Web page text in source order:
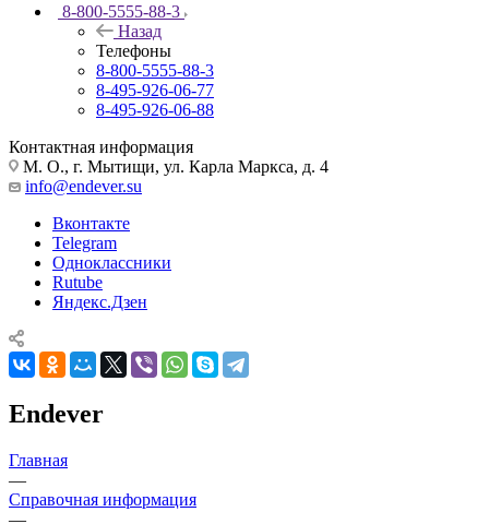
8-800-5555-88-3
Назад
Телефоны
8-800-5555-88-3
8-495-926-06-77
8-495-926-06-88
Контактная информация
М. О., г. Мытищи, ул. Карла Маркса, д. 4
info@endever.su
Вконтакте
Telegram
Одноклассники
Rutube
Яндекс.Дзен
Endever
Главная
—
Справочная информация
—